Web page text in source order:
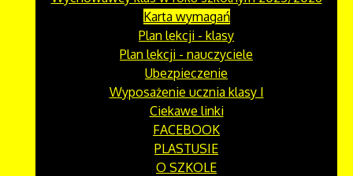
Karta wymagań
Plan lekcji - klasy
Plan lekcji - nauczyciele
Ubezpieczenie
Wyposażenie ucznia klasy I
Ciekawe linki
FACEBOOK
PLASTUSIE
O SZKOLE